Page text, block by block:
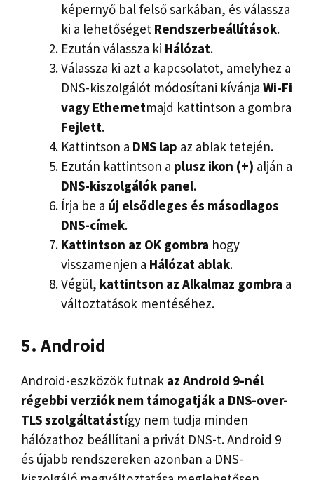
képernyő bal felső sarkában, és válassza
ki a lehetőséget Rendszerbeállítások.
Ezután válassza ki Hálózat.
Válassza ki azt a kapcsolatot, amelyhez a
DNS-kiszolgálót módosítani kívánja Wi-Fi
vagy Ethernetmajd kattintson a gombra
Fejlett.
Kattintson a DNS lap az ablak tetején.
Ezután kattintson a plusz ikon (+) alján a
DNS-kiszolgálók panel.
Írja be a új elsődleges és másodlagos
DNS-címek.
Kattintson az OK gombra hogy
visszamenjen a Hálózat ablak.
Végül, kattintson az Alkalmaz gombra a
változtatások mentéséhez.
5. Android
Android-eszközök futnak az Android 9-nél
régebbi verziók nem támogatják a DNS-over-
TLS szolgáltatástígy nem tudja minden
hálózathoz beállítani a privát DNS-t. Android 9
és újabb rendszereken azonban a DNS-